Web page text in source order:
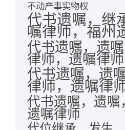
不动产事实物权
代书遗嘱，继
嘱律师，福州
代书遗嘱，遗
律师，遗嘱律师
代书遗嘱，遗
律师，遗嘱律
代书遗嘱，遗嘱
遗嘱律师